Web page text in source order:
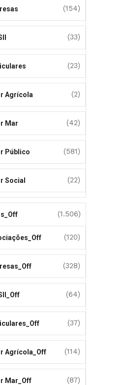
(154)
(33)
(23)
Agrícola (2)
Mar (42)
Público (581)
Social (22)
(1.506)
(120)
(328)
(64)
(37)
Agrícola_Off (114)
Mar_Off (87)